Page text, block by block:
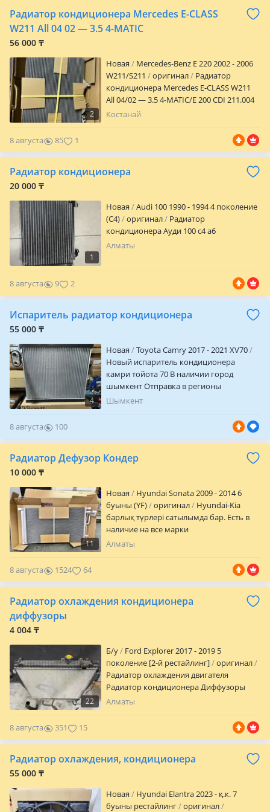
Радиатор кондиционера Mercedes E-CLASS
W211 Аll 04 02 — 3.5 4-MATIC
56 000 ₸
2
Новая
Mercedes-Benz E 220 2002 - 2006
W211/S211
оригинал
Радиатор
кондиционера Mercedes E-CLASS W211
Аll 04/02 — 3.5 4-MATIC/E 200 CDI 211.004
AVA оригинал MSA 5307. Работаем с
Есть другие запчасти. Европейское
Костанай
8 августа 85 1
Радиатор кондиционера
20 000 ₸
1
Новая
Audi 100 1990 - 1994 4 поколение
(C4)
оригинал
Радиатор
кондиционера Ауди 100 с4 а6
Алматы
8 августа 9 2
Испаритель радиатор кондиционера
55 000 ₸
4
Новая
Toyota Camry 2017 - 2021 XV70
Новый испаритель кондиционера
камри тойота 70 В наличии город
шымкент Отправка в регионы
курьерской службой
Шымкент
8 августа
100
0
Радиатор Дефузор Кондер
10 000 ₸
11
Новая
Hyundai Sonata 2009 - 2014 6
буыны (YF)
оригинал
Hyundai-Kia
барлық түрлері сатылымда бар. Есть в
наличие на все марки
Алматы
8 августа 1524 64
Радиатор охлаждения кондиционера
диффузоры
4 004 ₸
22
Б/y
Ford Explorer 2017 - 2019 5
поколение [2-й рестайлинг]
оригинал
Радиатор охлаждения двигателя
Радиатор кондиционера Диффузоры
вентиляторы охлаждения Привозные в
Алматы
8 августа 351 15
Радиатор охлаждения, кондиционера
55 000 ₸
Новая
Hyundai Elantra 2023 - қ.к. 7
буыны рестайлинг
оригинал